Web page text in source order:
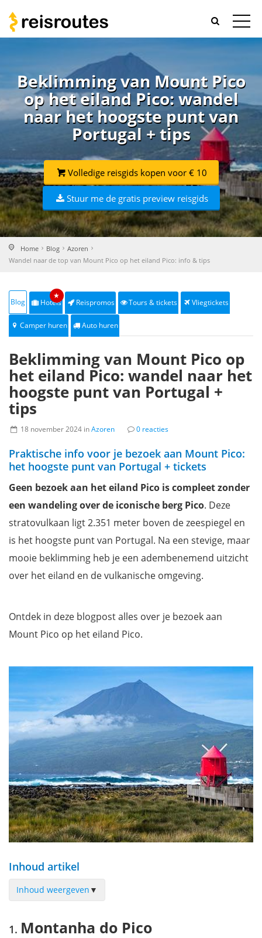
Beklimming van Mount Pico
op het eiland Pico: wandel
naar het hoogste punt van
Portugal + tips
Volledige reisgids kopen voor € 10
Stuur me de gratis preview reisgids
Home Blog
Azoren
Wandel naar de top van Mount Pico op het eiland Pico: info & tips
Blog Hotels
★
Reispromos Tours & tickets Vliegtickets
Camper huren Auto huren
Beklimming van Mount Pico op
het eiland Pico: wandel naar het
hoogste punt van Portugal +
tips
18 november 2024 inAzoren 0 reacties
Praktische info voor je bezoek aan Mount Pico:
het hoogste punt van Portugal + tickets
Geen bezoek aan het eiland Pico is compleet zonder
een wandeling over de iconische berg Pico. Deze
stratovulkaan ligt 2.351 meter boven de zeespiegel en
is het hoogste punt van Portugal. Na een stevige, maar
mooie beklimming heb je een adembenemend uitzicht
over het eiland en de vulkanische omgeving.
Ontdek in deze blogpost alles over je bezoek aan
Mount Pico op het eiland Pico.
Inhoud artikel
Inhoud weergeven ▼
Wandeling naar de top van Mount Pico
Montanha do Pico